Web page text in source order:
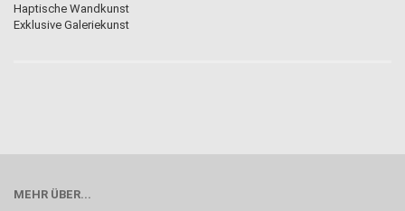
Haptische Wandkunst
Exklusive Galeriekunst
MEHR ÜBER...